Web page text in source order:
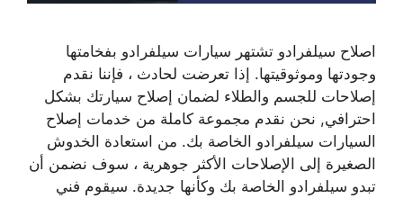
اصلاح سيلفرادو تشتهر سيارات سيلفرادو بفخامتها
وجودتها وموثوقيتها. إذا تعرضت لحادث ، فإننا نقدم
إصلاحات للجسم والطلاء لضمان إصلاح سيارتك بشكل
احترافي, نحن نقدم مجموعة كاملة من خدمات إصلاح
السيارات سيلفرادو الخاصة بك. من استعادة الخدوش
الصغيرة إلى الإصلاحات الأكثر جوهرية ، سوف نضمن أن
تبدو سيلفرادو الخاصة بك وكأنها جديدة. سيقوم فني